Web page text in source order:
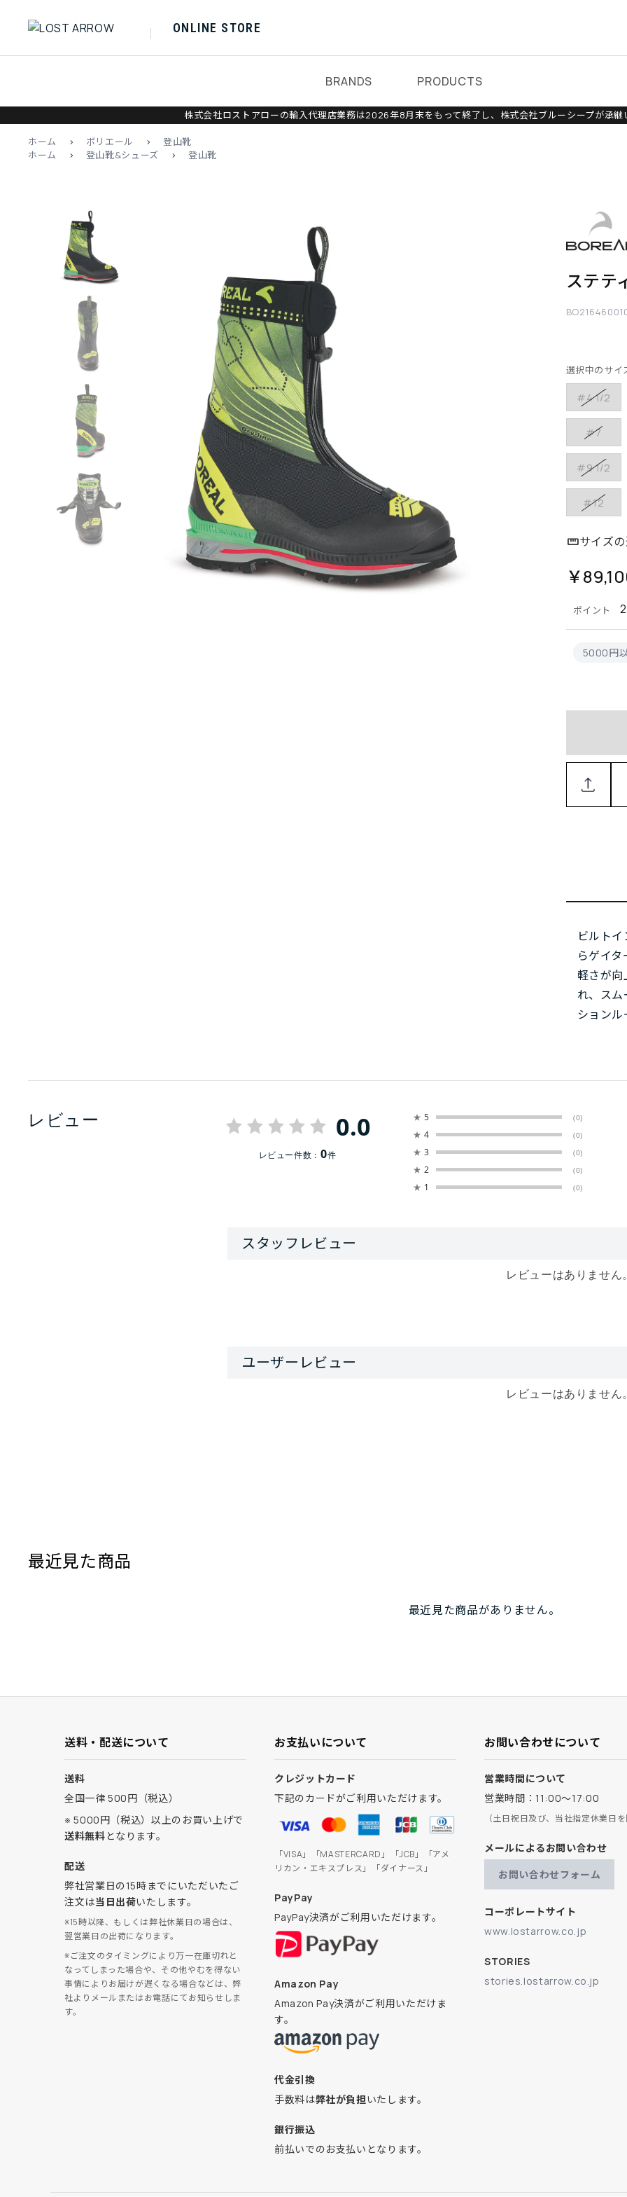
ONLINE STORE
BRANDS PRODUCTS
株式会社ロストアローの輸入代理店業務は2026年8月末をもって終了し、株式会社ブルーシープが承継
ホーム > ボリエール >
登山靴
ホーム
> 登山靴&シューズ > 登山靴
ステテ
ポイント
選択中のサイ
#4 1/2
#7
#9 1/2
#12
サイズ
5000円
￥
ビルト
らゲイ
軽さが
れ、ス
ション
レビュー 0.0
レビュー件数：0件
★ 5 (0)
★ 4 (0)
★ 3 (0)
★ 2 (0)
★ 1 (0)
レビューはありません
レビューはありません
最近見た商品
最近見た商品がありません。
送料・配送について
送料
全国一律 500円（税込）
※ 5000円（税込）以上のお買い上げで
送料無料となります。
配送
弊社営業日の15時までにいただいたご
注文は当日出荷いたします。
※15時以降、もしくは弊社休業日の場合は、
翌営業日の出荷になります。
※ご注文のタイミングにより万一在庫切れと
なってしまった場合や、その他やむを得ない
事情によりお届けが遅くなる場合などは、弊
社よりメールまたはお電話にてお知らせしま
す。
お支払いについて
クレジットカード
下記のカードがご利用いただけます。
「VISA」「MASTERCARD」「JCB」「アメ
リカン・エキスプレス」「ダイナース」
PayPay
PayPay決済がご利用いただけます。
Amazon Pay
Amazon Pay決済がご利用いただけま
す。
代金引換
手数料は弊社が負担いたします。
銀行振込
前払いでのお支払いとなります。
お問い合わせについて
営業時間について
営業時間：11:00～17:00
（土日祝日及び、当社指定休業日
メールによるお問い合わせ
お問い合わせフォーム
コーポレートサイト
www.lostarrow.co.jp
STORIES
stories.lostarrow.co.jp